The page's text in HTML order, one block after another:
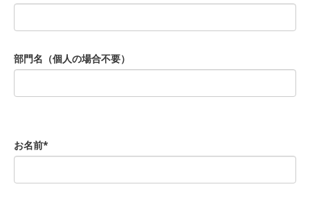
部門名（個人の場合不要）
お名前*